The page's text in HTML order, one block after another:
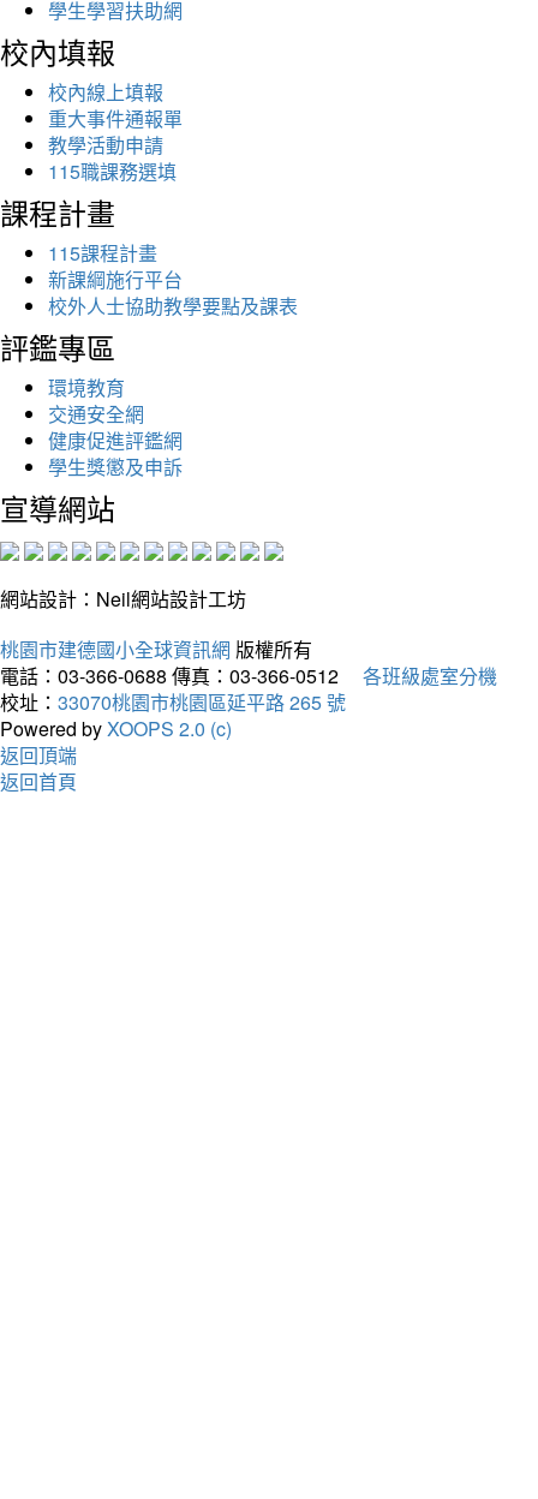
學生學習扶助網
校內填報
校內線上填報
重大事件通報單
教學活動申請
115職課務選填
課程計畫
115課程計畫
新課綱施行平台
校外人士協助教學要點及課表
評鑑專區
環境教育
交通安全網
健康促進評鑑網
學生獎懲及申訴
宣導網站
網站設計：Neil網站設計工坊
桃園市建德國小全球資訊網 版權所有
電話：03-366-0688 傳真：03-366-0512
各班級處室分機
校址： 33070桃園市桃園區延平路 265 號
Powered byXOOPS 2.0 (c)
返回頂端
返回首頁